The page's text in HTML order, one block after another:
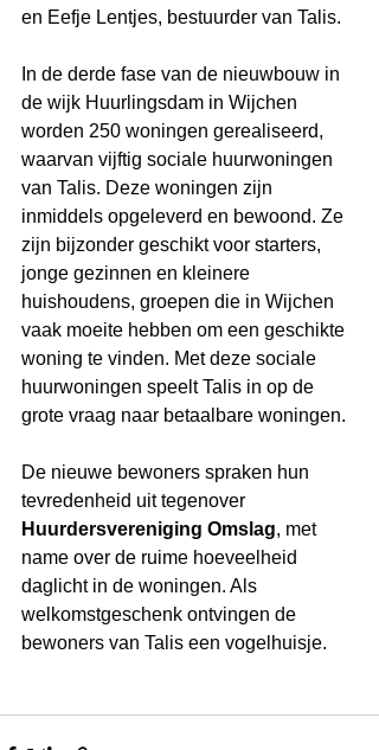
en Eefje Lentjes, bestuurder van Talis.
In de derde fase van de nieuwbouw in
de wijk Huurlingsdam in Wijchen
worden 250 woningen gerealiseerd,
waarvan vijftig sociale huurwoningen
van Talis. Deze woningen zijn
inmiddels opgeleverd en bewoond. Ze
zijn bijzonder geschikt voor starters,
jonge gezinnen en kleinere
huishoudens, groepen die in Wijchen
vaak moeite hebben om een geschikte
woning te vinden. Met deze sociale
huurwoningen speelt Talis in op de
grote vraag naar betaalbare woningen.
De nieuwe bewoners spraken hun
tevredenheid uit tegenover
Huurdersvereniging Omslag, met
name over de ruime hoeveelheid
daglicht in de woningen. Als
welkomstgeschenk ontvingen de
bewoners van Talis een vogelhuisje.